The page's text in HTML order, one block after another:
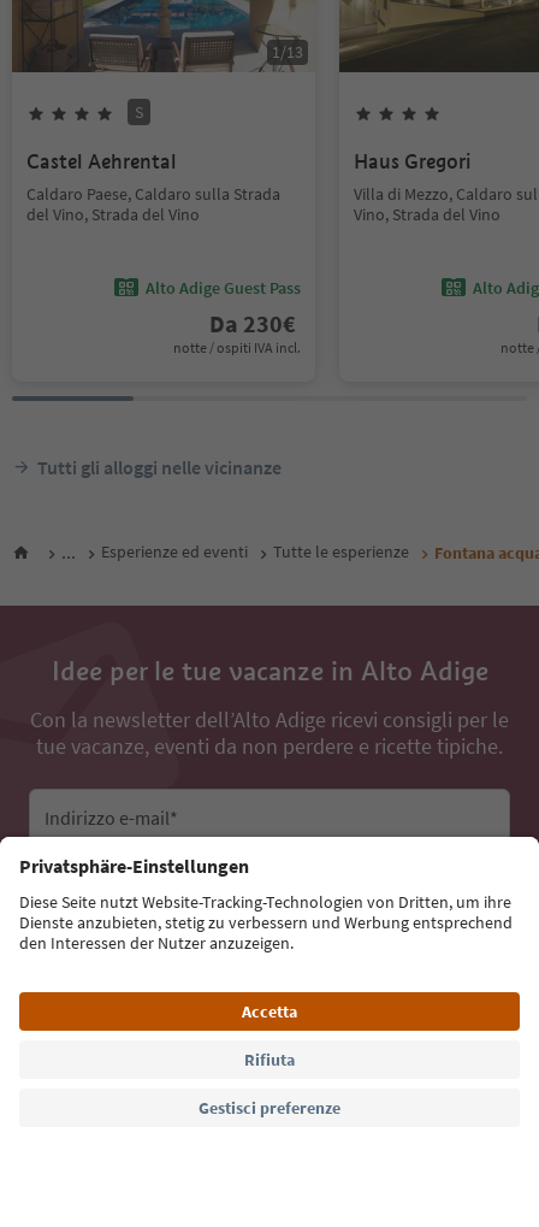
1/13
S
Castel Aehrental
Caldaro Paese, Caldaro sulla Strada
del Vino, Strada del Vino
Alto Adige Guest Pass
Da 230€
notte / ospiti IVA incl.
Haus Gregori
Villa di Mezzo, Caldaro
Vino, Strada del Vino
Alto
notte
Tutti gli alloggi nelle vicinanze
... Esperienze ed eventi Tutte le esperienze Fontana
Idee per le tue vacanze in Alto Adige
Con la newsletter dell’Alto Adige ricevi consigli per le
tue vacanze, eventi da non perdere e ricette tipiche.
Indirizzo e-mail*
Iscriviti alla newsletter